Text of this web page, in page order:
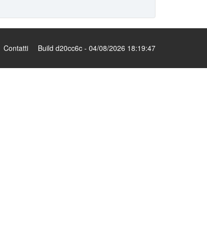
Contatti Build d20cc6c - 04/08/2026 18:19:47